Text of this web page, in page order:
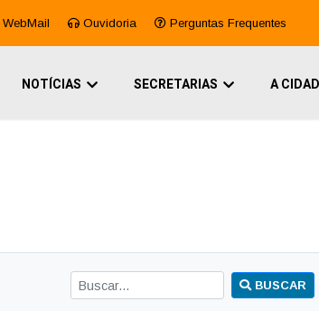
WebMail Ouvidoria Perguntas Frequentes
NOTÍCIAS SECRETARIAS A
BUSCAR